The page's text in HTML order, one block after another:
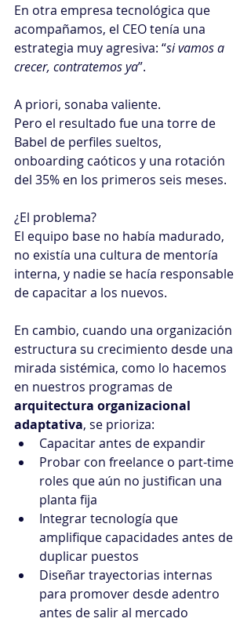
En otra empresa tecnológica que
acompañamos, el CEO tenía una
estrategia muy agresiva: “si vamos a
crecer, contratemos ya”.
A priori, sonaba valiente.
Pero el resultado fue una torre de
Babel de perfiles sueltos,
onboarding caóticos y una rotación
del 35% en los primeros seis meses.
¿El problema?
El equipo base no había madurado,
no existía una cultura de mentoría
interna, y nadie se hacía responsable
de capacitar a los nuevos.
En cambio, cuando una organización
estructura su crecimiento desde una
mirada sistémica, como lo hacemos
en nuestros programas de
arquitectura organizacional
adaptativa, se prioriza:
Capacitar antes de expandir
Probar con freelance o part-time
roles que aún no justifican una
planta fija
Integrar tecnología que
amplifique capacidades antes de
duplicar puestos
Diseñar trayectorias internas
para promover desde adentro
antes de salir al mercado